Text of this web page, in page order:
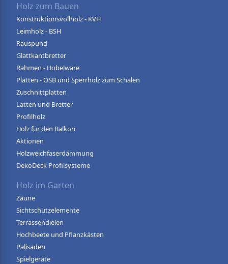
Holz zum Bauen
Konstruktionsvollholz - KVH
Leimholz - BSH
Rauspund
Glattkantbretter
Rahmen - Hobelware
Platten - OSB und Sperrholz zum Schalen
Zuschnittplatten
Latten und Bretter
Profilholz
Holz für den Balkon
Aktionen
Holzweichfaserdämmung
DekoDeck Profilsysteme
Holz im Garten
Zäune
Sichtschutzelemente
Terrassendielen
Hochbeete und Pflanzkästen
Palisaden
Spielgeräte